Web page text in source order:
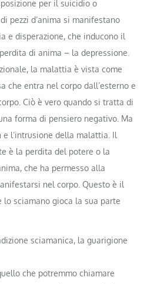
per il suicidio o
pezzi d’anima si manifestano
e disperazione, che inducono il
di anima – la depressione.
la malattia è vista come
che entra nel corpo dall’esterno e
Ciò è vero quando si tratta di
forma di pensiero negativo. Ma
l’intrusione della malattia. Il
è la perdita del potere o la
che ha permesso alla
nel corpo. Questo è il
lo sciamano gioca la sua parte
sciamanica, la guarigione
che potremmo chiamare